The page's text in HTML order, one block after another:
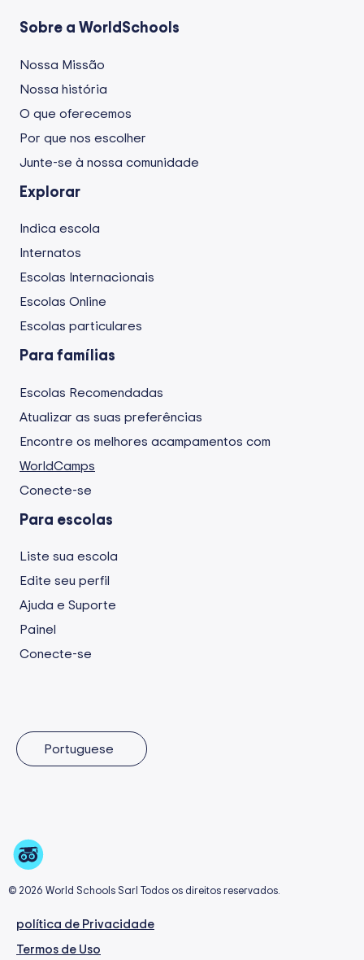
Sobre a WorldSchools
Nossa Missão
Nossa história
O que oferecemos
Por que nos escolher
Junte-se à nossa comunidade
Explorar
Indica escola
Internatos
Escolas Internacionais
Escolas Online
Escolas particulares
Para famílias
Escolas Recomendadas
Atualizar as suas preferências
Encontre os melhores acampamentos com
WorldCamps
Conecte-se
Para escolas
Liste sua escola
Edite seu perfil
Ajuda e Suporte
Painel
Conecte-se
© 2026 World Schools Sarl Todos os direitos reservados.
política de Privacidade
Termos de Uso
Portuguese